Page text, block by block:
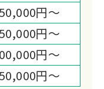
円～
円～
円～
円～